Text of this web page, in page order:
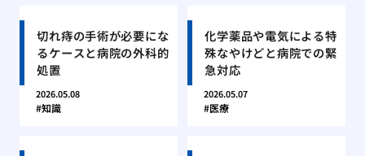
切れ痔の手術が必要にな
るケースと病院の外科的
処置
2026.05.08
知識
化学薬品や電気による特
殊なやけどと病院での緊
急対応
2026.05.07
医療